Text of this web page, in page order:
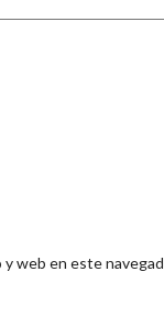
web en este